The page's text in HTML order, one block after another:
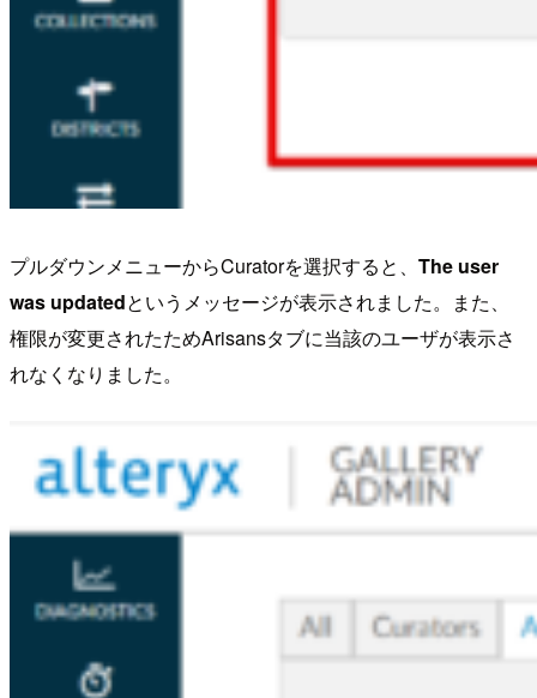
プルダウンメニューからCuratorを選択すると、 The user
was updatedというメッセージが表示されました。また、
権限が変更されたためArisansタブに当該のユーザが表示さ
れなくなりました。